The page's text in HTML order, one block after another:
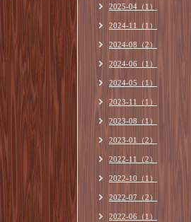
2025-04（1）
2024-11（1）
2024-08（2）
2024-06（1）
2024-05（1）
2023-11（1）
2023-08（1）
2023-01（2）
2022-11（2）
2022-10（1）
2022-07（2）
2022-06（1）